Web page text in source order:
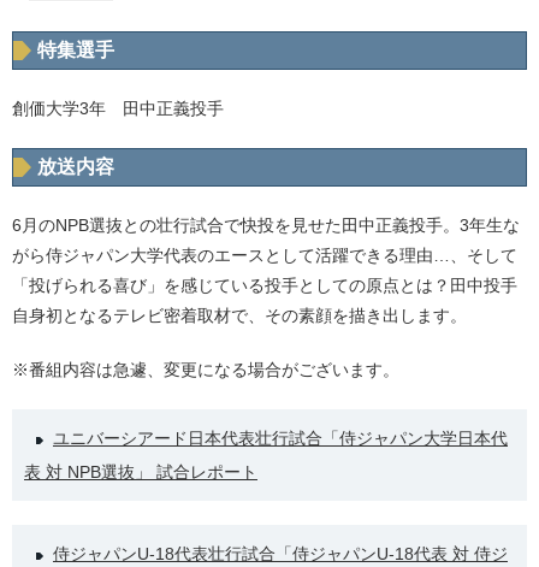
特集選手
創価大学3年 田中正義投手
放送内容
6月のNPB選抜との壮行試合で快投を見せた田中正義投手。3年生な
がら侍ジャパン大学代表のエースとして活躍できる理由…、そして
「投げられる喜び」を感じている投手としての原点とは？田中投手
自身初となるテレビ密着取材で、その素顔を描き出します。
※番組内容は急遽、変更になる場合がございます。
ユニバーシアード日本代表壮行試合「侍ジャパン大学日本代
表 対 NPB選抜」 試合レポート
侍ジャパンU-18代表壮行試合「侍ジャパンU-18代表 対 侍ジ